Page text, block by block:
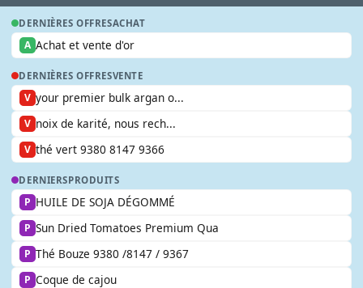
DERNIÈRES OFFRESACHAT
A Achat et vente d'or
DERNIÈRES OFFRESVENTE
V your premier bulk argan o...
V noix de karité, nous rech...
V thé vert 9380 8147 9366
DERNIERSPRODUITS
P HUILE DE SOJA DÉGOMMÉ
P Sun Dried Tomatoes Premium Qua
P Thé Bouze 9380 /8147 / 9367
P Coque de cajou